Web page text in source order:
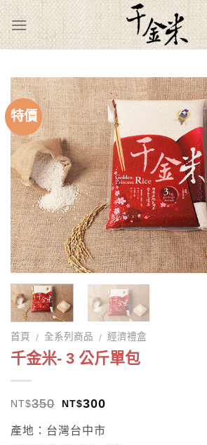
Skip
to
content
特價
首頁 / 全系列商品 / 經濟禮盒
千金米- 3 公斤單包
NT$350 NT$300
產地：台灣台中市